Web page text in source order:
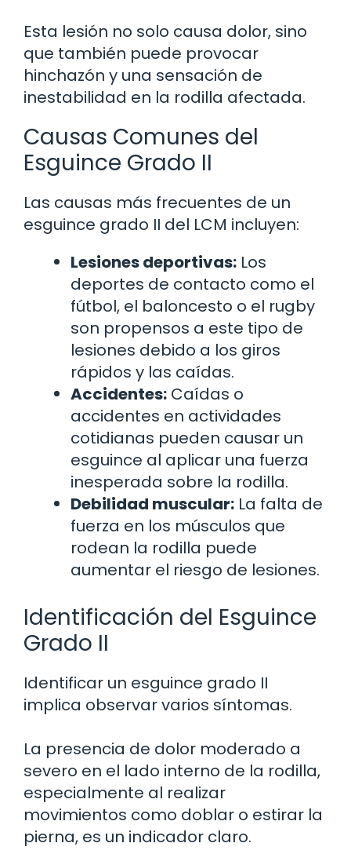
Esta lesión no solo causa dolor, sino
que también puede provocar
hinchazón y una sensación de
inestabilidad en la rodilla afectada.
Causas Comunes del
Esguince Grado II
Las causas más frecuentes de un
esguince grado II del LCM incluyen:
Lesiones deportivas: Los
deportes de contacto como el
fútbol, el baloncesto o el rugby
son propensos a este tipo de
lesiones debido a los giros
rápidos y las caídas.
Accidentes: Caídas o
accidentes en actividades
cotidianas pueden causar un
esguince al aplicar una fuerza
inesperada sobre la rodilla.
Debilidad muscular: La falta de
fuerza en los músculos que
rodean la rodilla puede
aumentar el riesgo de lesiones.
Identificación del Esguince
Grado II
Identificar un esguince grado II
implica observar varios síntomas.
La presencia de dolor moderado a
severo en el lado interno de la rodilla,
especialmente al realizar
movimientos como doblar o estirar la
pierna, es un indicador claro.